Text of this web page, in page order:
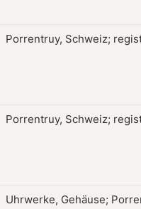
Porrentruy, Schweiz;
Porrentruy, Schweiz;
Uhrwerke, Gehäuse;